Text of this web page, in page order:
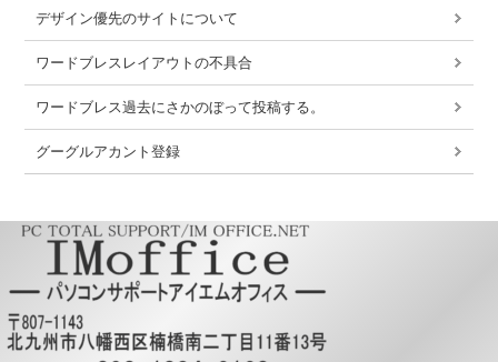
デザイン優先のサイトについて
ワードブレスレイアウトの不具合
ワードブレス過去にさかのぼって投稿する。
グーグルアカント登録